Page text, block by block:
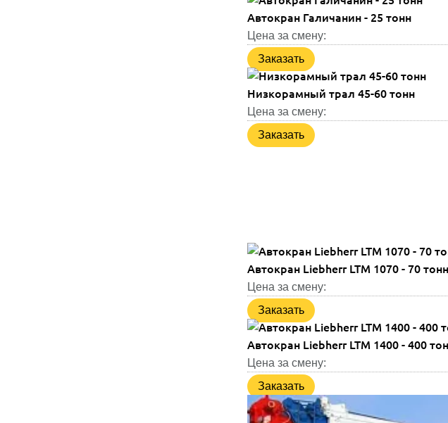
Автокран Галичанин - 25 тонн
Цена за смену:
Заказать
Низкорамный трал 45-60 тонн
Цена за смену:
Заказать
Автокран Liebherr LTM 1070 - 70 тонн
Цена за смену:
Заказать
Автокран Liebherr LTM 1400 - 400
Цена за смену:
Заказать